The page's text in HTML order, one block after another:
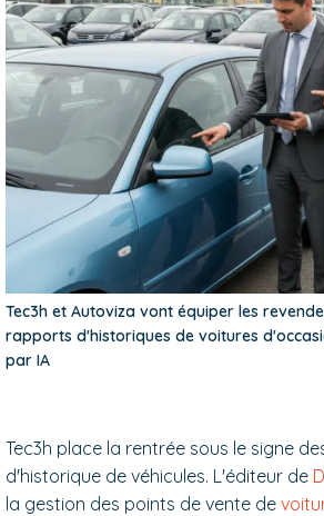
Tec3h et Autoviza vont équiper les
rapports d'historiques de voitures
par IA
Tec3h place la rentrée sous le signe
d'historique de véhicules. L'éditeur de
la gestion des points de vente de